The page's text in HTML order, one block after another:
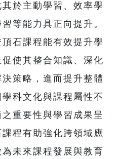
於主動學習、效率學
等能力具正向提升。
石課程能有效提升學
使其整合知識、深化
策略，進而提升整體
科文化與課程屬性不
重要性與學習成果呈
程有助強化跨領域應
未來課程發展與教育